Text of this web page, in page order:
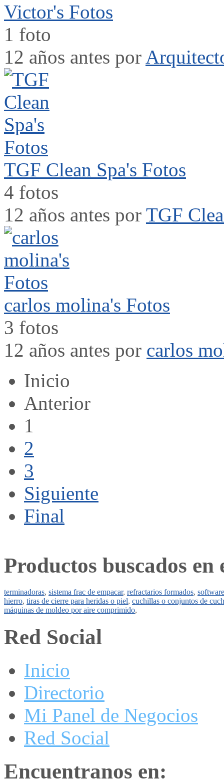
Victor's Fotos
1 foto
12 años antes por
TGF Clean Spa's Fotos
4 fotos
12 años antes por TGF
carlos molina's Fotos
3 fotos
12 años antes por carlos
Inicio
Anterior
1
2
3
Siguiente
Final
Productos buscados en
terminadoras, sistema frac de empacar, refractarios formados,
hierro, tiras de cierre para heridas o piel, cuchillas o conjuntos de
máquinas de moldeo por aire comprimido,
Red Social
Inicio
Directorio
Mi Panel de Negocios
Red Social
Encuentranos en: